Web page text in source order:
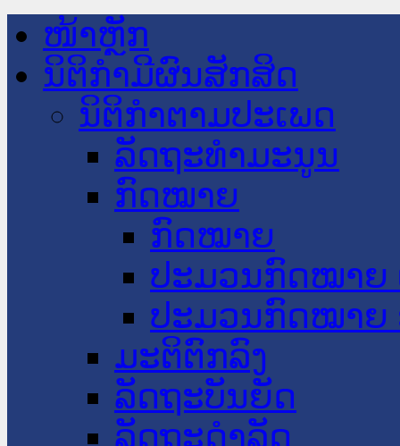
ໜ້າຫຼັກ
ນິຕິກໍາມີຜົນສັກສິດ
ນິຕິກໍາຕາມປະເພດ
ລັດຖະທໍາມະນູນ
ກົດໝາຍ
ກົດໝາຍ
ປະມວນກົດໝາຍ
ປະມວນກົດໝາຍ
ມະຕິຕົກລົງ
ລັດຖະບັນຍັດ
ລັດຖະດໍາລັດ